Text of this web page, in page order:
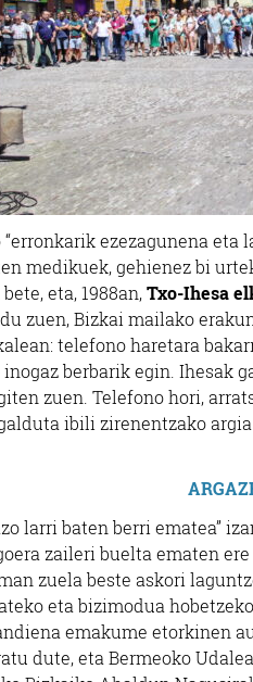
“erronkarik ezezagunena
medikuek, gehienez bi
eta, 1988an,Txo-Ihesa
zuen, Bizkai mailako
telefono haretara
berbarik egin. Ihesak
zuen. Telefono hori,
ibili zirenentzako
larri baten berri ematea”
zaileri buelta ematen
zuela beste askori
eta bizimodua
emakume etorkinen
dute, eta Bermeoko